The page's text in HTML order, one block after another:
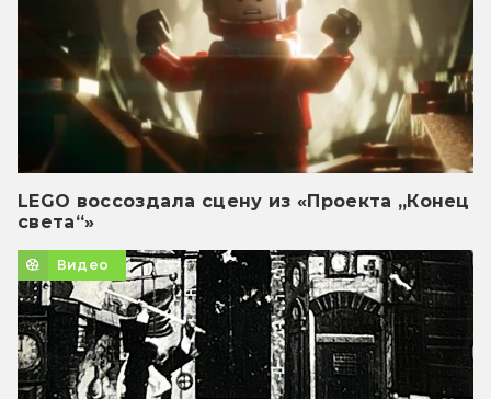
LEGO воссоздала сцену из «Проекта „Конец
света“»
Видео